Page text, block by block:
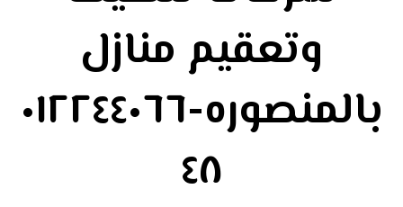
وتعقيم منازل
بالمنصوره-٠١٢٢٤٤٠٦٦
٤٨